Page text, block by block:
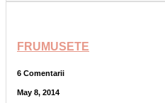
FRUMUSETE
6 Comentarii
May 8, 2014